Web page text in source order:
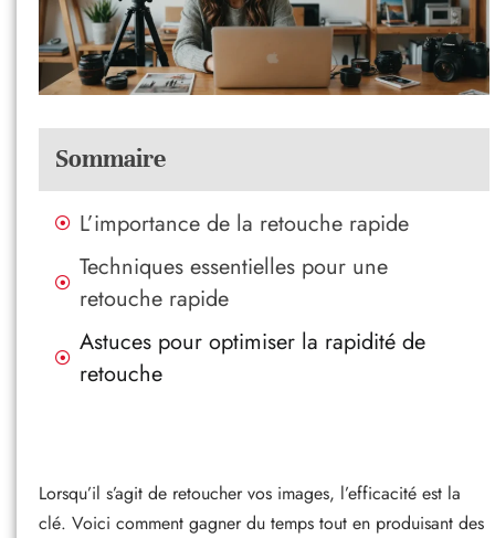
Sommaire
L’importance de la retouche rapide
Techniques essentielles pour une
retouche rapide
Astuces pour optimiser la rapidité de
retouche
Lorsqu’il s’agit de retoucher vos images, l’efficacité est la
clé. Voici comment gagner du temps tout en produisant des